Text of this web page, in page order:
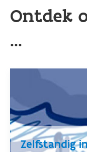
Ontdek
...
Zelfstandig